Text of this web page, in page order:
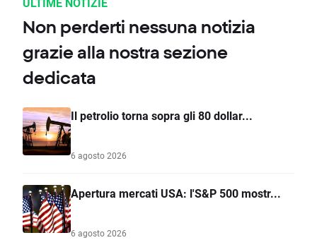
Non perderti nessuna notizia
grazie alla nostra sezione
dedicata
Il petrolio torna sopra gli 80 dollar...
6 agosto 2026
Apertura mercati USA: l'S&P 500 mostr...
6 agosto 2026